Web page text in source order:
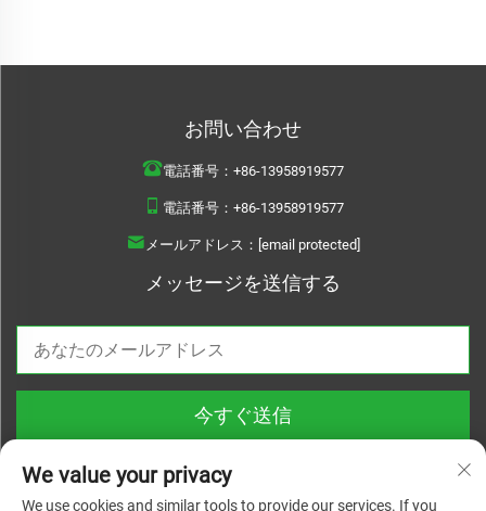
お問い合わせ
電話番号： +86-13958919577
電話番号： +86-13958919577
メールアドレス： [email protected]
メッセージを送信する
今すぐ送信
We value your privacy
We use cookies and similar tools to provide our services. If you